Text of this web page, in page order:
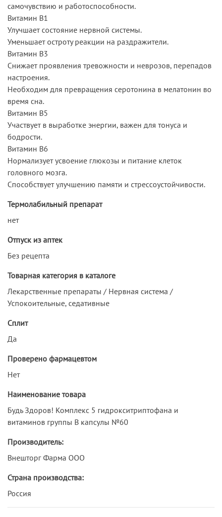
самочувствию и работоспособности.
Витамин В1
Улучшает состояние нервной системы.
Уменьшает остроту реакции на раздражители.
Витамин В3
Снижает проявления тревожности и неврозов, перепадов
настроения.
Необходим для превращения серотонина в мелатонин во
время сна.
Витамин В5
Участвует в выработке энергии, важен для тонуса и
бодрости.
Витамин В6
Нормализует усвоение глюкозы и питание клеток
головного мозга.
Способствует улучшению памяти и стрессоустойчивости.
Термолабильный препарат
нет
Отпуск из аптек
Без рецепта
Товарная категория в каталоге
Лекарственные препараты / Нервная система /
Успокоительные, седативные
Сплит
Да
Проверено фармацевтом
Нет
Наименование товара
Будь Здоров! Комплекс 5 гидрокситриптофана и
витаминов группы В капсулы №60
Производитель:
Внешторг Фарма ООО
Страна производства:
Россия